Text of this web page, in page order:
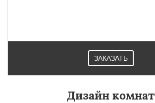
ЗАКАЗАТЬ
Дизайн комнат